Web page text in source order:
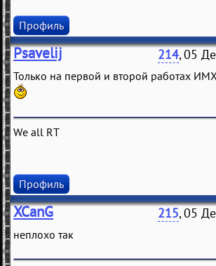
Профиль
Psavelij 214, 05
Только на первой и второй работах
We all RT
Профиль
XCanG 215, 05
неплохо так